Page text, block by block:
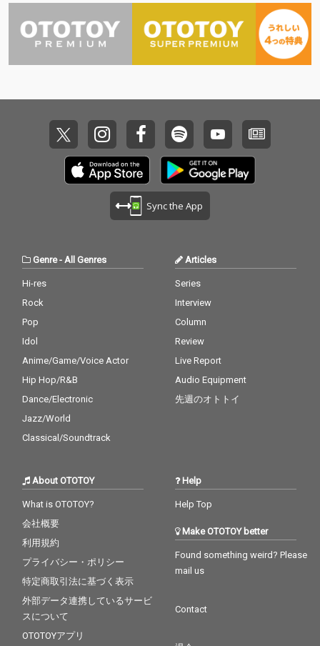
スターの臨場感、高揚
感が凝縮した楽曲をぜ
ひ余すところなく体感
してください。
Sync the App
Genre- All Genres
Hi-res
Rock
Pop
Idol
Anime/Game/Voice Actor
Hip Hop/R&B
Dance/Electronic
Jazz/World
Classical/Soundtrack
Articles
Series
Interview
Column
Review
Live Report
Audio Equipment
先週のオトトイ
About OTOTOY
What is OTOTOY?
会社概要
利用規約
プライバシー・ポリシー
特定商取引法に基づく表示
外部データ連携しているサービ
スについて
OTOTOYアプリ
Help
Help Top
Make OTOTOY better
Found something weird? Please
mail us
Contact